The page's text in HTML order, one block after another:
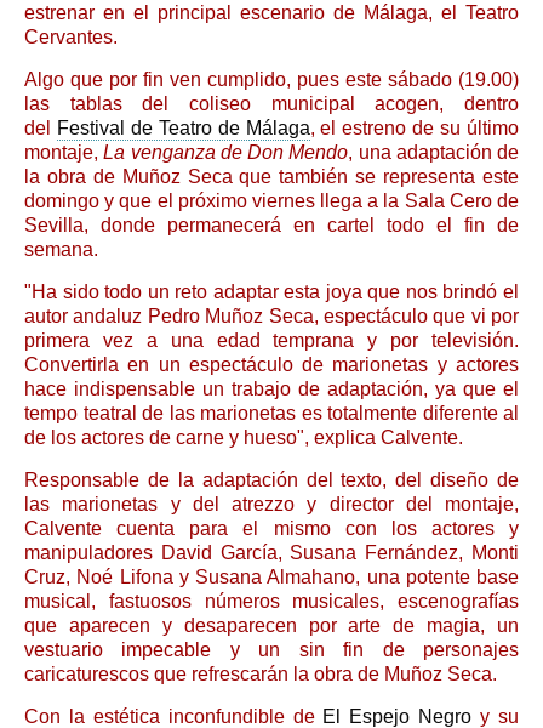
estrenar en el principal escenario de Málaga, el Teatro
Cervantes.
Algo que por fin ven cumplido, pues este sábado (19.00)
las tablas del coliseo municipal acogen, dentro
del
Festival de Teatro de Málaga, el estreno de su último
montaje,La venganza de Don Mendo, una adaptación de
la obra de Muñoz Seca que también se representa este
domingo y que el próximo viernes llega a la Sala Cero de
Sevilla, donde permanecerá en cartel todo el fin de
semana.
"Ha sido todo un reto adaptar esta joya que nos brindó el
autor andaluz Pedro Muñoz Seca, espectáculo que vi por
primera vez a una edad temprana y por televisión.
Convertirla en un espectáculo de marionetas y actores
hace indispensable un trabajo de adaptación, ya que el
tempo teatral de las marionetas es totalmente diferente al
de los actores de carne y hueso", explica Calvente.
Responsable de la adaptación del texto, del diseño de
las marionetas y del atrezzo y director del montaje,
Calvente cuenta para el mismo con los actores y
manipuladores David García, Susana Fernández, Monti
Cruz, Noé Lifona y Susana Almahano, una potente base
musical, fastuosos números musicales, escenografías
que aparecen y desaparecen por arte de magia, un
vestuario impecable y un sin fin de personajes
caricaturescos que refrescarán la obra de Muñoz Seca.
Con la estética inconfundible de El Espejo Negro y su